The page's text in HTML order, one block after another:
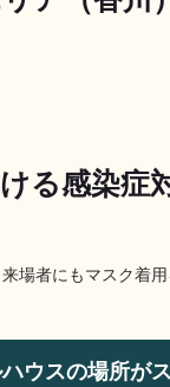
る感染症
場者にもマスク着
ウスの場所が